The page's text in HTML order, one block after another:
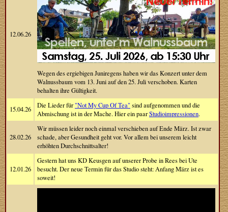
12.06.26
Wegen des ergiebigen Juniregens haben wir das Konzert unter dem
Walnussbaum vom 13. Juni auf den 25. Juli verschoben. Karten
behalten ihre Gültigkeit.
15.04.26 Die Lieder für "Not My Cup Of Tea" sind aufgenommen und die
Abmischung ist in der Mache. Hier ein paarStudioimpressionen.
28.02.26
Wir müssen leider noch einmal verschieben auf Ende März. Ist zwar
schade, aber Gesundheit geht vor. Vor allem bei unserem leicht
erhöhten Durchschnittsalter!
12.01.26
Gestern hat uns KD Keusgen auf unserer Probe in Rees bei Ute
besucht. Der neue Termin für das Studio steht: Anfang März ist es
soweit!